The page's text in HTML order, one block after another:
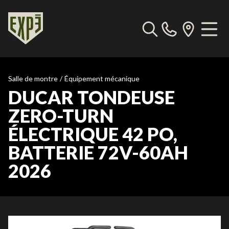
Salle de montre / Équipement mécanique
DUCAR TONDEUSE
ZERO-TURN
ÉLECTRIQUE 42 PO,
BATTERIE 72V-60AH
2026